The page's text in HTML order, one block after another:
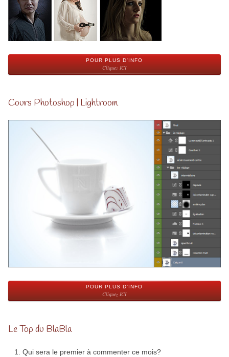
POUR PLUS D'INFO
Cliquez ICI
Cours Photoshop | Lightroom
POUR PLUS D'INFO
Cliquez ICI
Le Top du BlaBla
Qui sera le premier à commenter ce mois?